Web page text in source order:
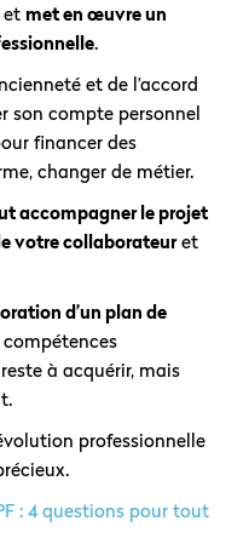
et met en œuvre un
et de l’accord
son compte personnel
financer des
changer de métier.
accompagner le projet
votre collaborateuret
d’un plan de
compétences
à acquérir, mais
professionnelle
: 4 questions pour tout